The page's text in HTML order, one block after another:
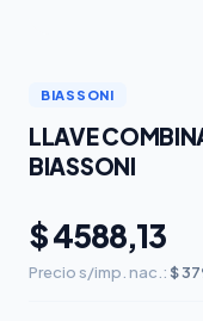
BIASSONI
LLAVE
BIASSONI
$ 4588,13
Precio s/imp. nac.: $